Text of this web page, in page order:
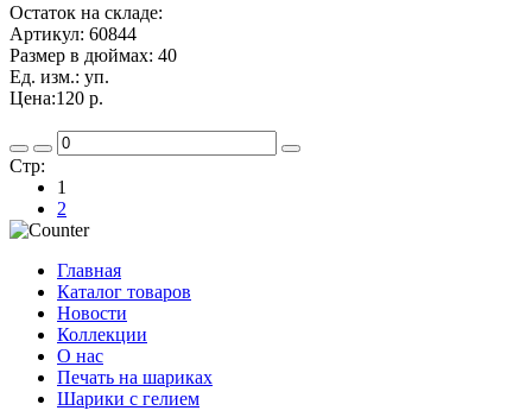
Остаток на складе:
Артикул: 60844
Размер в дюймах: 40
Ед. изм.: уп.
Цена:120 р.
Стр:
1
2
Главная
Каталог товаров
Новости
Коллекции
О нас
Печать на шариках
Шарики с гелием